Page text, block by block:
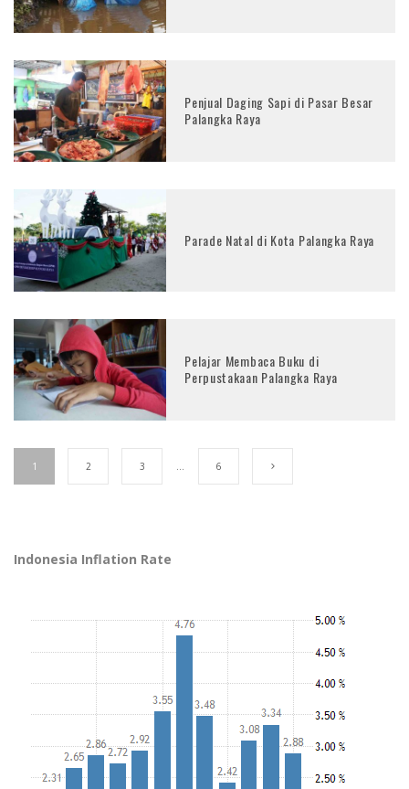
Penjual Daging Sapi di Pasar Besar
Palangka Raya
Parade Natal di Kota Palangka Raya
Pelajar Membaca Buku di
Perpustakaan Palangka Raya
1 2 3 … 6
Indonesia Inflation Rate